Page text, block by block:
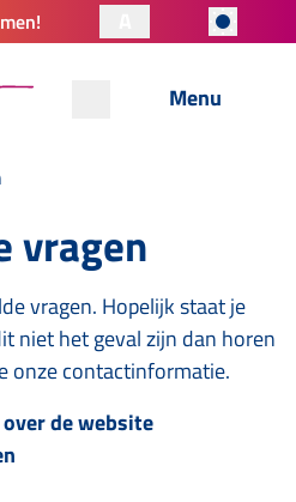
Menu
vragen
vragen. Hopelijk staat je
niet het geval zijn dan horen
onze contactinformatie.
de website